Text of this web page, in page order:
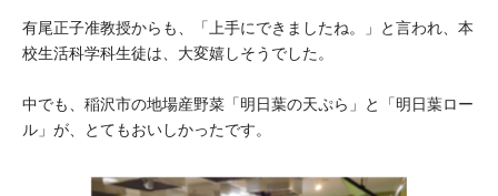
有尾正子准教授からも、「上手にできましたね。」と言われ、本
校生活科学科生徒は、大変嬉しそうでした。
中でも、稲沢市の地場産野菜「明日葉の天ぷら」と「明日葉ロー
ル」が、とてもおいしかったです。